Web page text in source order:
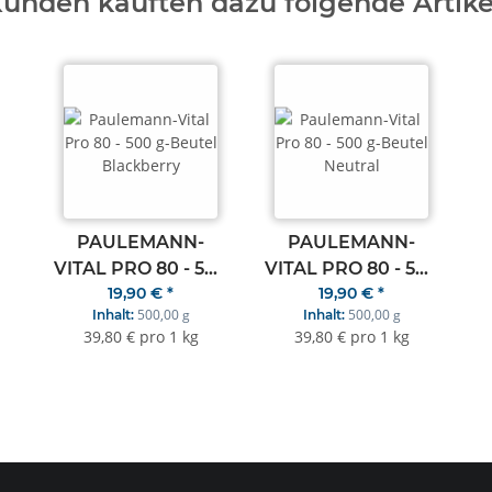
PAULEMANN-
VITAL PRO 80 - 500
G-BEUTEL
BLACKBERRY
19,90 € *
Inhalt: 500,00 g
39,80 € pro 1 kg
PAULEMANN-
VITAL PRO 80 - 500
G-BEUTEL
NEUTRAL
19,90 € *
Inhalt: 500,00 g
39,80 € pro 1 kg